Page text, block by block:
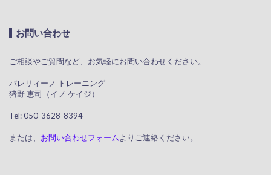
お問い合わせ
ご相談やご質問など、お気軽にお問い合わせください。
​ バレリィーノ トレーニング
猪野 恵司（イノ ケイジ）
​ Tel: 050-3628-8394
または、 お問い合わせフォームよりご連絡ください。